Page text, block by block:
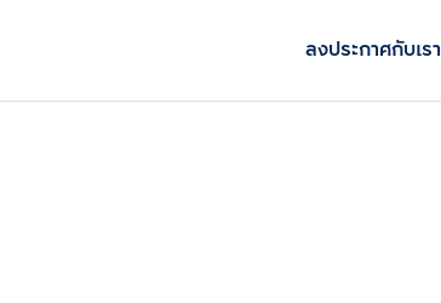
ลงประกาศกับเรา